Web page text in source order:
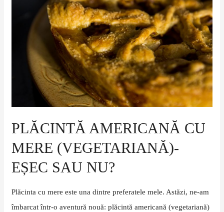
PLĂCINTĂ AMERICANĂ CU
MERE (VEGETARIANĂ)-
EȘEC SAU NU?
Plăcinta cu mere este una dintre preferatele mele. Astăzi, ne-am
îmbarcat într-o aventură nouă: plăcintă americană (vegetariană)
(vegetariană)-